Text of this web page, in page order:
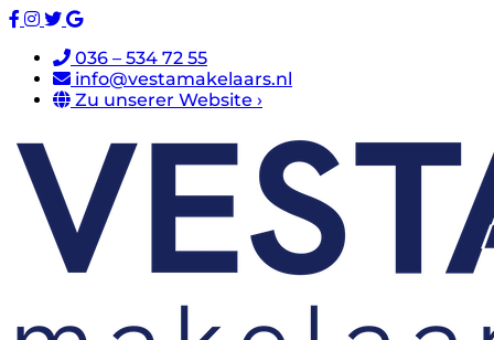
036 – 534 72 55
info@vestamakelaars.nl
Zu unserer Website ›